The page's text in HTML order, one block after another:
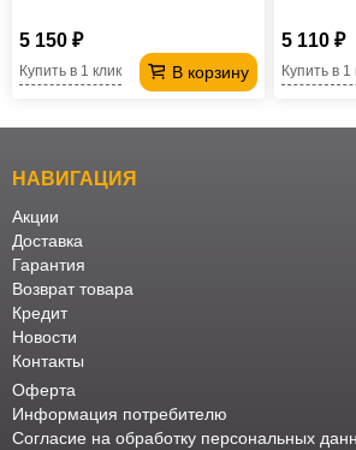
5 150 ₽
В корзину
Купить в 1 клик
5 110 ₽
Купить в 1
НАВИГАЦИЯ
Акции
Доставка
Гарантия
Возврат товара
Кредит
Новости
Контакты
Оферта
Информация потребителю
Согласие на обработку персональных